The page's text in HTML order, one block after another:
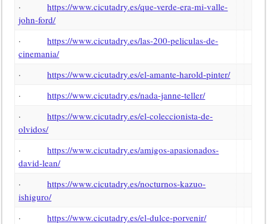
·https://www.cicutadry.es/que-verde-era-mi-valle-
john-ford/
·https://www.cicutadry.es/las-200-peliculas-de-
cinemania/
·https://www.cicutadry.es/el-amante-harold-pinter/
·https://www.cicutadry.es/nada-janne-teller/
·https://www.cicutadry.es/el-coleccionista-de-
olvidos/
·https://www.cicutadry.es/amigos-apasionados-
david-lean/
·https://www.cicutadry.es/nocturnos-kazuo-
ishiguro/
·https://www.cicutadry.es/el-dulce-porvenir/